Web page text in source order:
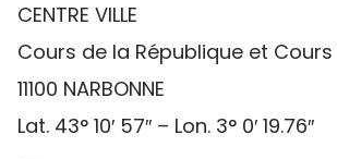
CENTRE VILLE
Cours de la République et
11100 NARBONNE
Lat. 43° 10′ 57″ – Lon. 3° 0′ 19.76″